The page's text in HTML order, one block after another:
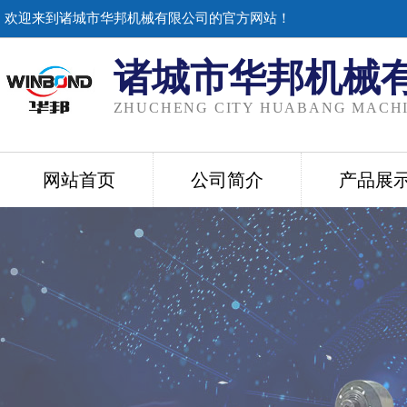
欢迎来到诸城市华邦机械有限公司的官方网站！
诸城市华邦机械
ZHUCHENG CITY HUABANG
网站首页 公司简介 产品展